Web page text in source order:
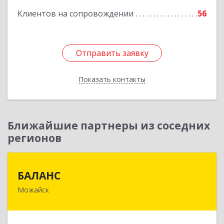
Клиентов на сопровождении 56
Отправить заявку
Показать контакты
Отправить заявку
Назад
Ближайшие партнеры из соседних
регионов
БАЛАНС
Можайск143200, Московская обл, Можайский р-н,